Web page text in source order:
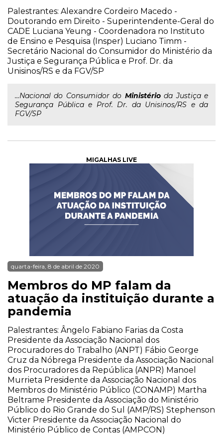
Palestrantes: Alexandre Cordeiro Macedo -
Doutorando em Direito - Superintendente-Geral do
CADE Luciana Yeung - Coordenadora no Instituto
de Ensino e Pesquisa (Insper) Luciano Timm -
Secretário Nacional do Consumidor do Ministério da
Justiça e Segurança Pública e Prof. Dr. da
Unisinos/RS e da FGV/SP
...Nacional do Consumidor do Ministérioda Justiça e
Segurança Pública e Prof. Dr. da Unisinos/RS e da
FGV/SP
MIGALHAS LIVE
quarta-feira, 8 de abril de 2020
Membros do MP falam da
atuação da instituição durante a
pandemia
Palestrantes: Ângelo Fabiano Farias da Costa
Presidente da Associação Nacional dos
Procuradores do Trabalho (ANPT) Fábio George
Cruz da Nóbrega Presidente da Associação Nacional
dos Procuradores da República (ANPR) Manoel
Murrieta Presidente da Associação Nacional dos
Membros do Ministério Público (CONAMP) Martha
Beltrame Presidente da Associação do Ministério
Público do Rio Grande do Sul (AMP/RS) Stephenson
Victer Presidente da Associação Nacional do
Ministério Público de Contas (AMPCON)